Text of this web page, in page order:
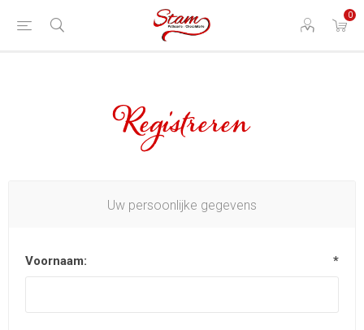
0
Registreren
Uw persoonlijke gegevens
Voornaam: *